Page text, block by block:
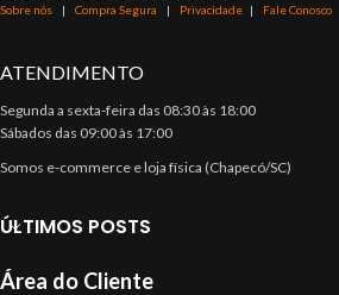
Sobre nós | Compra Segura | Privacidade | Fale Conosco
ATENDIMENTO
Segunda a sexta-feira das 08:30 às 18:00
Sábados das 09:00 às 17:00
Somos e-commerce e loja física (Chapecó/SC)
ÚLTIMOS POSTS
Área do Cliente